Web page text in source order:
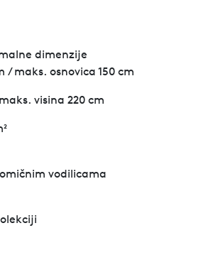
dimenzije
/ maks. osnovica 150 cm
visina 220 cm
vodilicama